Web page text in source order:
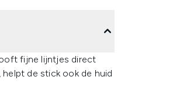
fijne lijntjes direct
helpt de stick ook de huid